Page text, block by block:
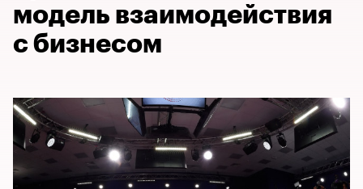
модель взаимодействия
с бизнесом